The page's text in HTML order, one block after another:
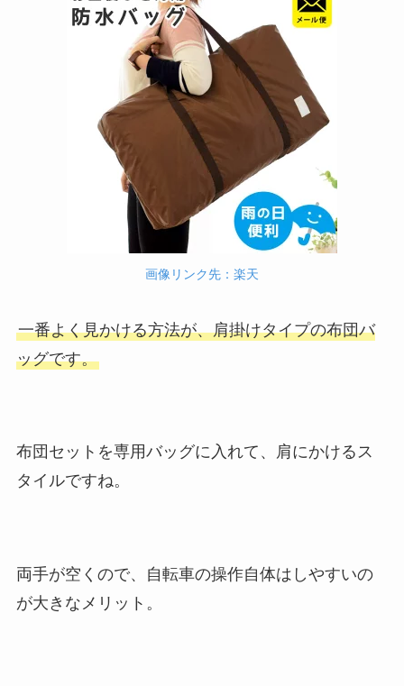
画像リンク先：楽天
一番よく見かける方法が、肩掛けタイプの布団バ
ッグです。
布団セットを専用バッグに入れて、肩にかけるス
タイルですね。
両手が空くので、自転車の操作自体はしやすいの
が大きなメリット。